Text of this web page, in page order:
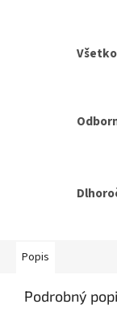
Popis
Podrobný